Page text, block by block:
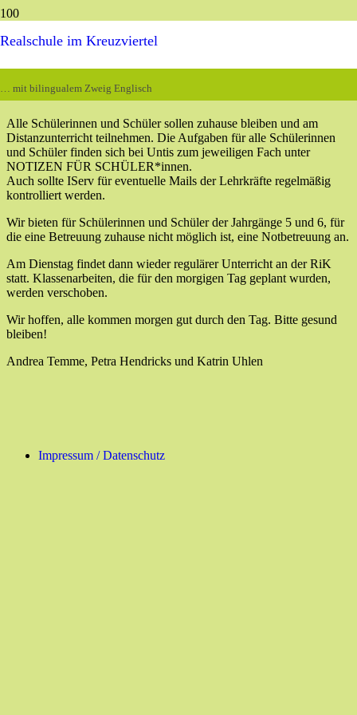
Realschule im Kreuzviertel
… mit bilingualem Zweig Englisch
Wie man den Medien entnehmen kann, fällt am Montag, 12. Januar
2026, in NRW aufgrund der schlechten Wetterverhältnisse (Glatteis)
der Präsenzunterricht in allen Schulen des Landes aus.
Alle Schülerinnen und Schüler sollen zuhause bleiben und am
Distanzunterricht teilnehmen. Die Aufgaben für alle Schülerinnen
und Schüler finden sich bei Untis zum jeweiligen Fach unter
NOTIZEN FÜR SCHÜLER*innen.
Auch sollte IServ für eventuelle Mails der Lehrkräfte regelmäßig
kontrolliert werden.
Wir bieten für Schülerinnen und Schüler der Jahrgänge 5 und 6, für
die eine Betreuung zuhause nicht möglich ist, eine Notbetreuung an.
Am Dienstag findet dann wieder regulärer Unterricht an der RiK
statt. Klassenarbeiten, die für den morgigen Tag geplant wurden,
werden verschoben.
Wir hoffen, alle kommen morgen gut durch den Tag. Bitte gesund
bleiben!
Andrea Temme, Petra Hendricks und Katrin Uhlen
Impressum / Datenschutz